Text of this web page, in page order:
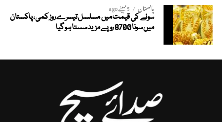
پاکستان 5 مہینے ago
سونے کی قیمت میں مسلسل تیسرے روز کمی، پاکستان
میں سونا 8700 روپے مزید سستا ہوگیا